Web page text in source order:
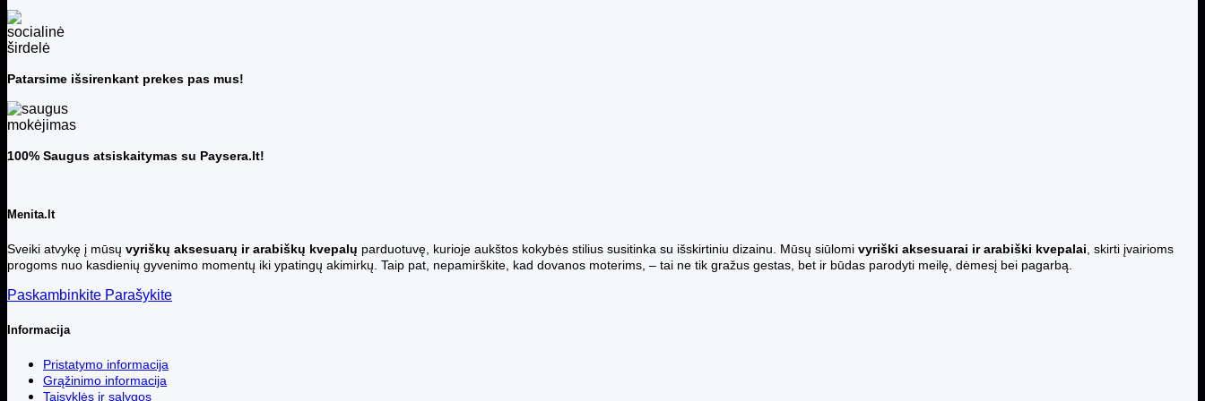
Patarsime išsirenkant prekes pas mus!
100% Saugus atsiskaitymas su Paysera.lt!
Menita.lt
Sveiki atvykę į mūsų vyriškų aksesuarų ir arabiškų kvepalų parduotuvę, kurioje aukštos kokybės stilius susitinka su išskirtiniu dizainu. Mūsų siūlomi vyriški aksesuarai ir arabiški kvepalai , skirti įvairioms
progoms nuo kasdienių gyvenimo momentų iki ypatingų akimirkų. Taip pat, nepamirškite, kad dovanos moterims, – tai ne tik gražus gestas, bet ir būdas parodyti meilę, dėmesį bei pagarbą.
Paskambinkite Parašykite
Informacija
Pristatymo informacija
Grąžinimo informacija
Taisyklės ir sąlygos